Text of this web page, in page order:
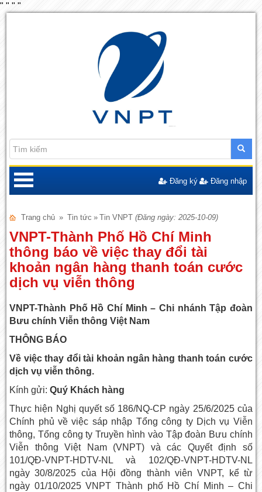
" " " "
Đăng ký Đăng nhập
Trang chủ » Tin tức » Tin VNPT (Đăng ngày: 2025-10-09)
VNPT-Thành Phố Hồ Chí Minh
thông báo về việc thay đổi tài
khoản ngân hàng thanh toán cước
dịch vụ viễn thông
VNPT-Thành Phố Hồ Chí Minh – Chi nhánh Tập đoàn
Bưu chính Viễn thông Việt Nam
THÔNG BÁO
Về việc thay đổi tài khoản ngân hàng thanh toán cước
dịch vụ viễn thông.
Kính gửi:Quý Khách hàng
Thực hiện Nghị quyết số 186/NQ-CP ngày 25/6/2025 của
Chính phủ về việc sáp nhập Tổng công ty Dịch vụ Viễn
thông, Tổng công ty Truyền hình vào Tập đoàn Bưu chính
Viễn thông Việt Nam (VNPT) và các Quyết định số
101/QĐ-VNPT-HDTV-NL và 102/QĐ-VNPT-HDTV-NL
ngày 30/8/2025 của Hội đồng thành viên VNPT, kể từ
ngày 01/10/2025 VNPT Thành phố Hồ Chí Minh – Chi